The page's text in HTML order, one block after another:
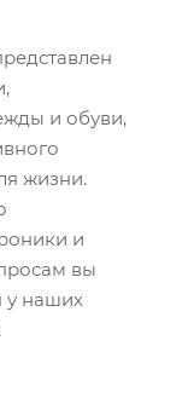
и обуви,
жизни.
и
вы
у наших